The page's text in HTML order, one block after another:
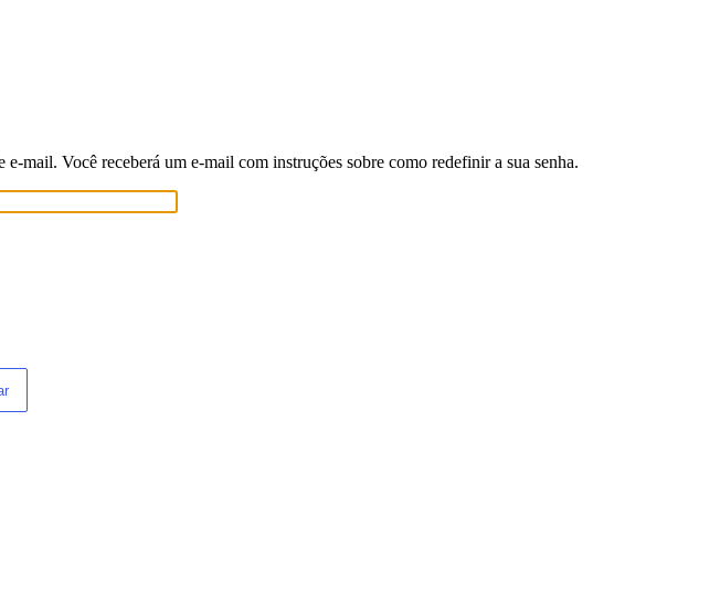
mail. Você receberá um e-mail com instruções sobre como redefinir a sua senha.